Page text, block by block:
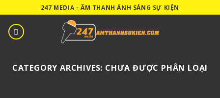
to
content
247 MEDIA - ÂM THANH ÁNH SÁNG SỰ KIỆN
CATEGORY ARCHIVES: CHƯA ĐƯỢC PHÂN LOẠI